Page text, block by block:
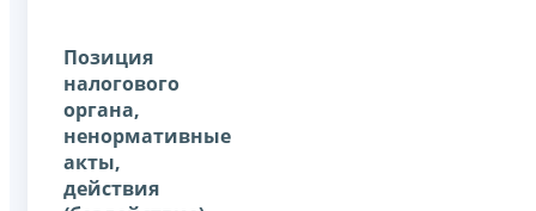
Позиция
налогового
органа,
ненормативные
акты,
действия